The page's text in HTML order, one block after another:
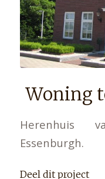
Woning
Herenhuis
Essenburgh.
Deel dit project